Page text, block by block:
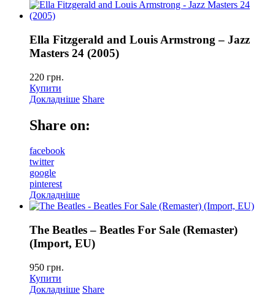
Ella Fitzgerald and Louis Armstrong – Jazz
Masters 24 (2005)
220 грн.
Купити
Докладніше Share
Share on:
facebook
twitter
google
pinterest
Докладніше
The Beatles – Beatles For Sale (Remaster)
(Import, EU)
950 грн.
Купити
Докладніше Share